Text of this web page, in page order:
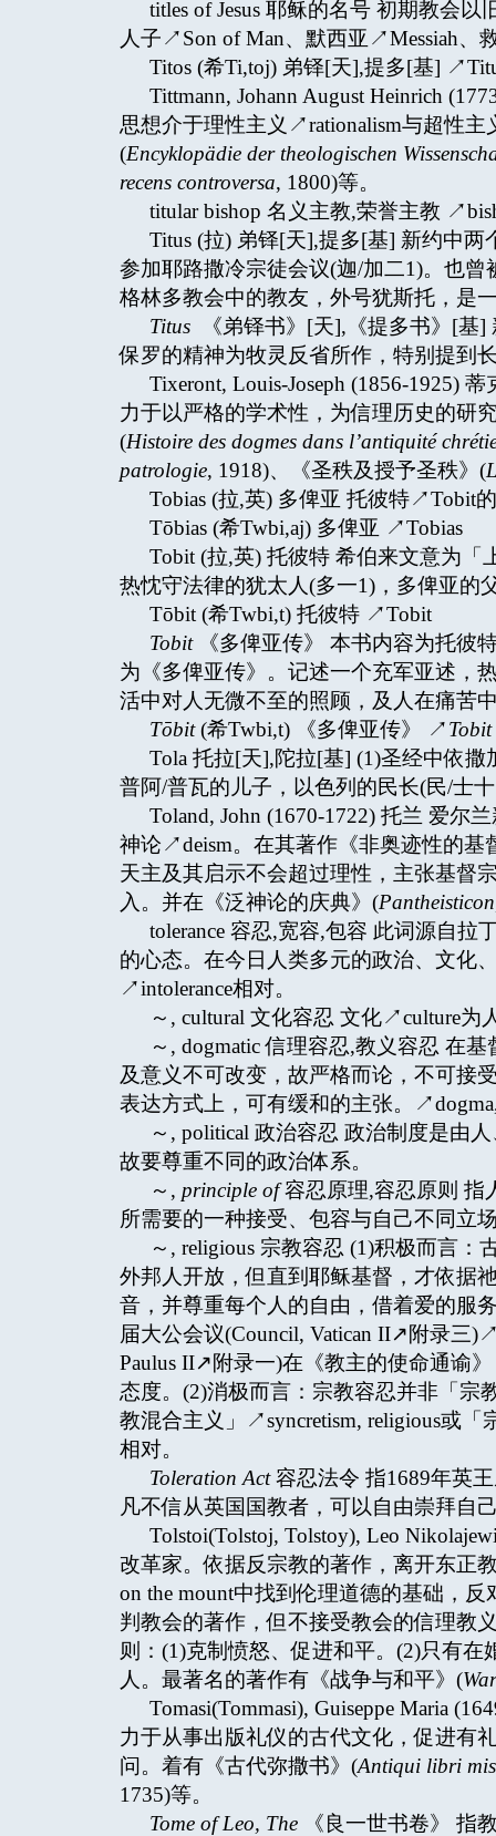
titles of Jesus 耶稣的名号 初期教会
人子↗Son of Man、默西亚↗Messiah、
Titos (希Ti,toj) 弟铎[天],提多[基]
Tittmann, Johann August Heinrich
思想介于理性主义↗rationalism与超性主
(Encyklopädie der theologischen
recens controversa, 1800)等。
titular bishop 名义主教,荣誉主教
Titus (拉) 弟铎[天],提多[基] 新约中
参加耶路撒冷宗徒会议(迦/加二1)。也
格林多教会中的教友，外号犹斯托，是
Titus《弟铎书》[天],《提多书》[基]
保罗的精神为牧灵反省所作，特别提到
Tixeront, Louis-Joseph (1856-1925)
力于以严格的学术性，为信理历史的研
(Histoire des dogmes dans l’antiquité
patrologie, 1918)、《圣秩及授予圣秩》(
Tobias (拉,英) 多俾亚 托彼特↗Tobit
Tōbias (希Twbi,aj) 多俾亚 ↗Tobias
Tobit (拉,英) 托彼特 希伯来文意为
热忱守法律的犹太人(多一1)，多俾亚的
Tōbit (希Twbi,t) 托彼特 ↗Tobit
Tobit《多俾亚传》 本书内容为托彼
为《多俾亚传》。记述一个充军亚述，
活中对人无微不至的照顾，及人在痛苦
Tōbit(希Twbi,t) 《多俾亚传》 ↗Tobit
Tola 托拉[天],陀拉[基] (1)圣经中依
普阿/普瓦的儿子，以色列的民长(民/士
Toland, John (1670-1722) 托兰 爱尔
神论↗deism。在其著作《非奥迹性的基
天主及其启示不会超过理性，主张基督
入。并在《泛神论的庆典》(Pantheisticon
tolerance 容忍,宽容,包容 此词源自拉
的心态。在今日人类多元的政治、文化
↗intolerance相对。
～, cultural 文化容忍 文化↗culture
～, dogmatic 信理容忍,教义容忍 在
及意义不可改变，故严格而论，不可接
表达方式上，可有缓和的主张。
～, political 政治容忍 政治制度是由
故要尊重不同的政治体系。
～, principle of容忍原理,容忍原则 指
所需要的一种接受、包容与自己不同立
～, religious 宗教容忍 (1)积极而言
外邦人开放，但直到耶稣基督，才依据
音，并尊重每个人的自由，借着爱的服
届大公会议(Council, Vatican II↗附录三
Paulus II↗附录一)在《教主的使命通谕
态度。(2)消极而言：宗教容忍并非「宗
教混合主义」↗syncretism, religious或
相对。
Toleration Act容忍法令 指1689年英
凡不信从英国国教者，可以自由崇拜自
Tolstoi(Tolstoj, Tolstoy), Leo
改革家。依据反宗教的著作，离开东正
on the mount中找到伦理道德的基础，
判教会的著作，但不接受教会的信理教
则：(1)克制愤怒、促进和平。(2)只有
人。最著名的著作有《战争与和平》(
Tomasi(Tommasi), Guiseppe Maria
力于从事出版礼仪的古代文化，促进有
问。着有《古代弥撒书》(Antiqui libri
1735)等。
Tome of Leo, The
《良一世书卷》 指